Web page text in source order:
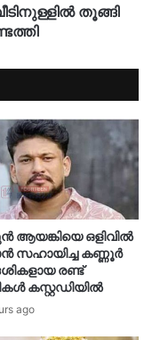
തൂങ്ങി
ആയങ്കിയെ ഒളിവില്‍
സഹായിച്ച കണ്ണൂർ
രണ്ട്
കസ്റ്റഡിയിൽ
ago